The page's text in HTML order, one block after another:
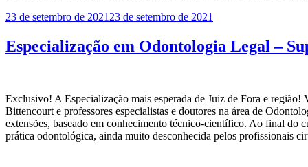
Publicado
23 de setembro de 2021 23 de setembro de 2021
Especialização em Odontologia Legal –
Exclusivo! A Especialização mais esperada de Juiz de Fora e
Bittencourt e professores especialistas e doutores na área de
extensões, baseado em conhecimento técnico-científico. Ao final do
prática odontológica, ainda muito desconhecida pelos profissionais